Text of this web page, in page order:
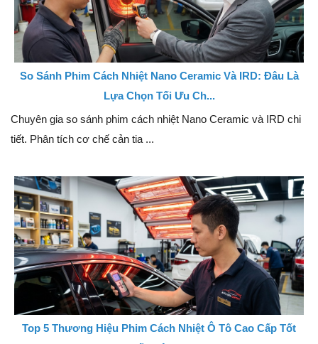
So Sánh Phim Cách Nhiệt Nano Ceramic Và IRD: Đâu Là
Lựa Chọn Tối Ưu Ch...
Chuyên gia so sánh phim cách nhiệt Nano Ceramic và IRD chi
tiết. Phân tích cơ chế cản tia ...
Top 5 Thương Hiệu Phim Cách Nhiệt Ô Tô Cao Cấp Tốt